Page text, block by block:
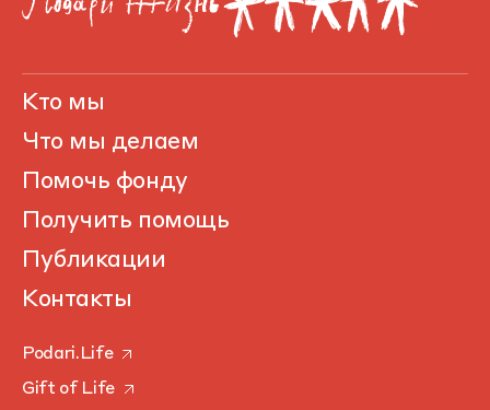
Кто мы
Что мы делаем
Помочь фонду
Получить помощь
Публикации
Контакты
Podari.Life
Gift of Life